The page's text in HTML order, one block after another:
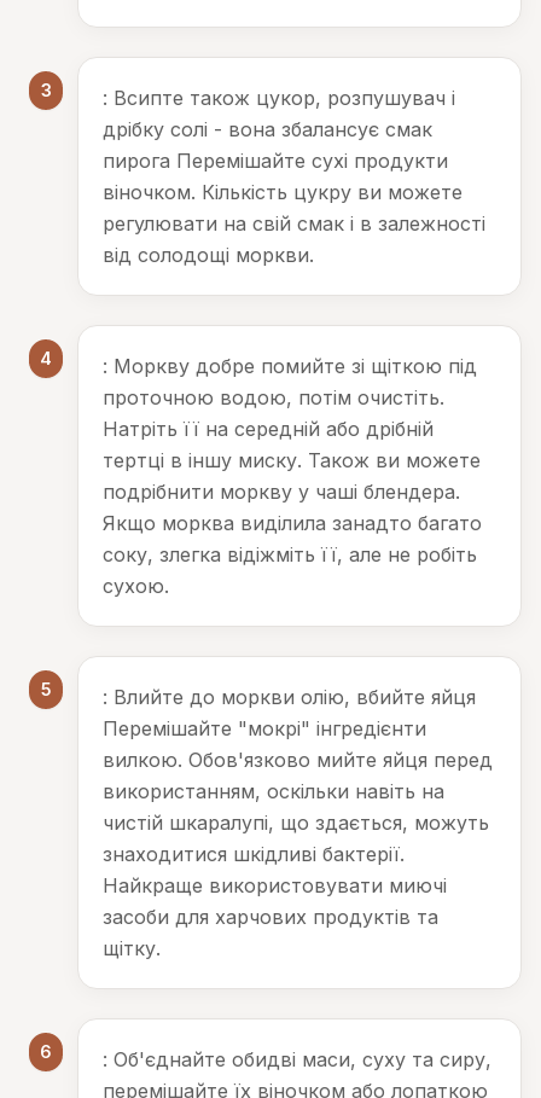
3
: Всипте також цукор, розпушувач і
дрібку солі - вона збалансує смак
пирога Перемішайте сухі продукти
віночком. Кількість цукру ви можете
регулювати на свій смак і в залежності
від солодощі моркви.
4
: Моркву добре помийте зі щіткою під
проточною водою, потім очистіть.
Натріть її на середній або дрібній
тертці в іншу миску. Також ви можете
подрібнити моркву у чаші блендера.
Якщо морква виділила занадто багато
соку, злегка відіжміть її, але не робіть
сухою.
5
: Влийте до моркви олію, вбийте яйця
Перемішайте "мокрі" інгредієнти
вилкою. Обов'язково мийте яйця перед
використанням, оскільки навіть на
чистій шкаралупі, що здається, можуть
знаходитися шкідливі бактерії.
Найкраще використовувати миючі
засоби для харчових продуктів та
щітку.
6
: Об'єднайте обидві маси, суху та сиру,
перемішайте їх віночком або лопаткою